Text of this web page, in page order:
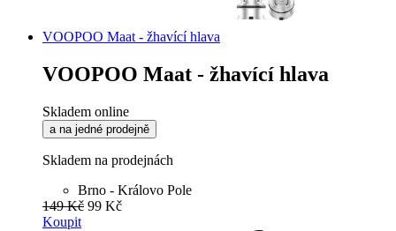
VOOPOO Maat - žhavící hlava
VOOPOO Maat - žhavící hlava
Skladem online
a na jedné prodejně
Skladem na prodejnách
Brno - Královo Pole
149 Kč 99 Kč
Koupit